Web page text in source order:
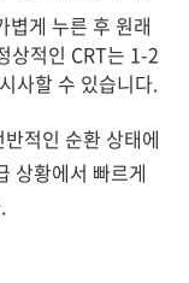
볍게 누른 후 원래
상적인 CRT는 1-2
사할 수 있습니다.
적인 순환 상태에
상황에서 빠르게